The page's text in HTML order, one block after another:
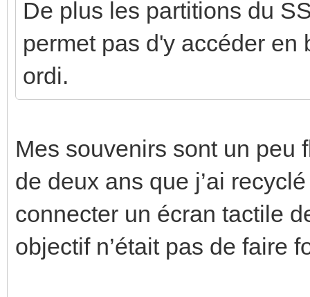
De plus les partitions du
permet pas d'y accéder
ordi.
Mes souvenirs sont un peu
de deux ans que j’ai
connecter un écran tactile
objectif n’était pas de faire